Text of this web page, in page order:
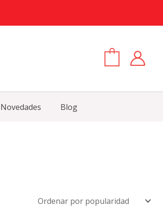
Novedades Blog